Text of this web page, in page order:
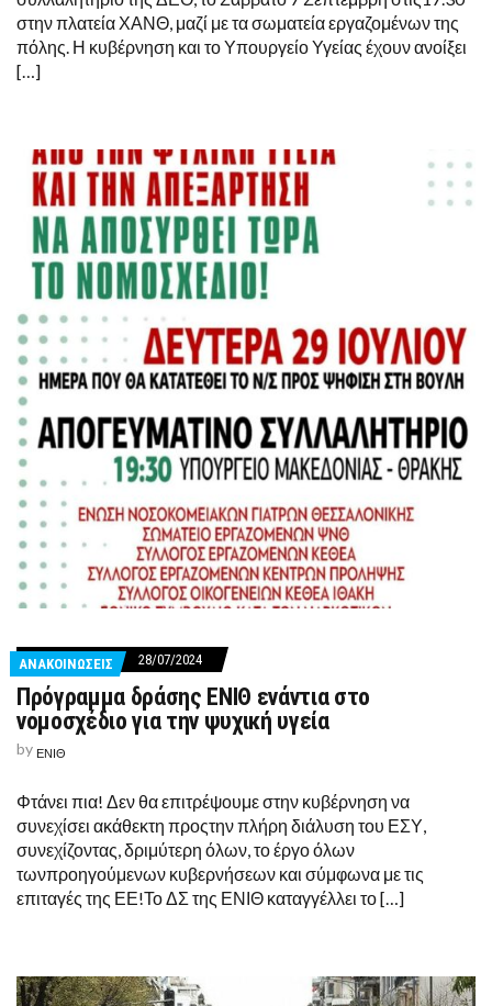
στην πλατεία ΧΑΝΘ, μαζί με τα σωματεία εργαζομένων της
πόλης. Η κυβέρνηση και το Υπουργείο Υγείας έχουν ανοίξει
[…]
ΑΝΑΚΟΙΝΩΣΕΙΣ 28/07/2024
Πρόγραμμα δράσης ΕΝΙΘ ενάντια στο
νομοσχέδιο για την ψυχική υγεία
by ΕΝΙΘ
Φτάνει πια! Δεν θα επιτρέψουμε στην κυβέρνηση να
συνεχίσει ακάθεκτη προςτην πλήρη διάλυση του ΕΣΥ,
συνεχίζοντας, δριμύτερη όλων, το έργο όλων
τωνπροηγούμενων κυβερνήσεων και σύμφωνα με τις
επιταγές της ΕΕ!Το ΔΣ της ΕΝΙΘ καταγγέλλει το […]